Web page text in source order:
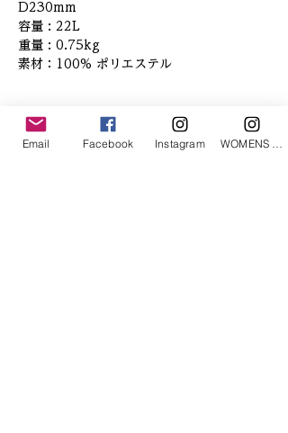
D230mm
容量 : 22L
重量 : 0.75kg
素材：100% ポリエステル
「あなたへのお勧めアイテム」
Email Facebook Instagram